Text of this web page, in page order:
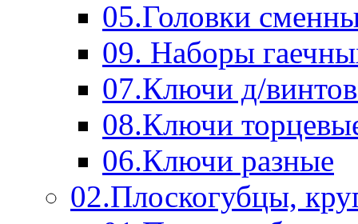
05.Головки
09. Наборы
07.Ключи д/
08.Ключи
06.Ключи разные
02.Плоскогубцы,